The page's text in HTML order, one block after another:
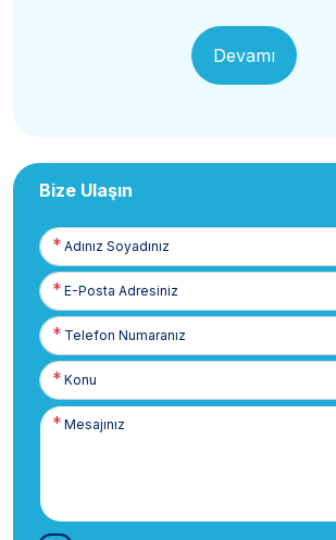
Devamı
Bize Ulaşın
Adınız
Soyadınız
E-
Posta
Telefon
Numaranız